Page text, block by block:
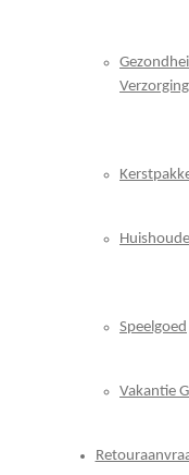
Verzorging
Speelgoed
Vakantie